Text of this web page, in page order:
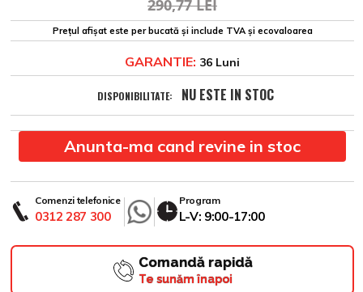
290,77 LEI
Prețul afișat este per bucată și include TVA și ecovaloarea
GARANTIE: 36 Luni
DISPONIBILITATE: NU ESTE IN STOC
Anunta-ma cand revine in stoc
Comenzi telefonice
0312 287 300
Program
L-V: 9:00-17:00
Comandă rapidă
Te sunăm înapoi